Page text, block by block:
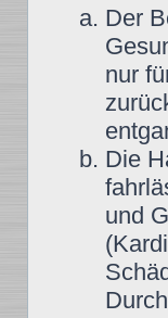
Der
nur
Die
und